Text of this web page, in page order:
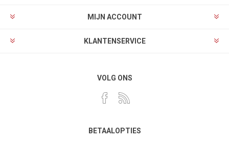
MIJN ACCOUNT
KLANTENSERVICE
VOLG ONS
BETAALOPTIES